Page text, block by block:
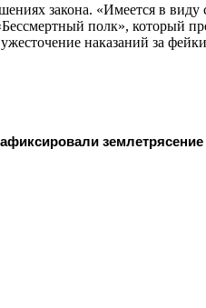
закона. «Имеется в
полк»,
наказаний за